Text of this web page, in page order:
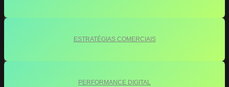
ESTRATÉGIAS COMERCIAIS
PERFORMANCE DIGITAL